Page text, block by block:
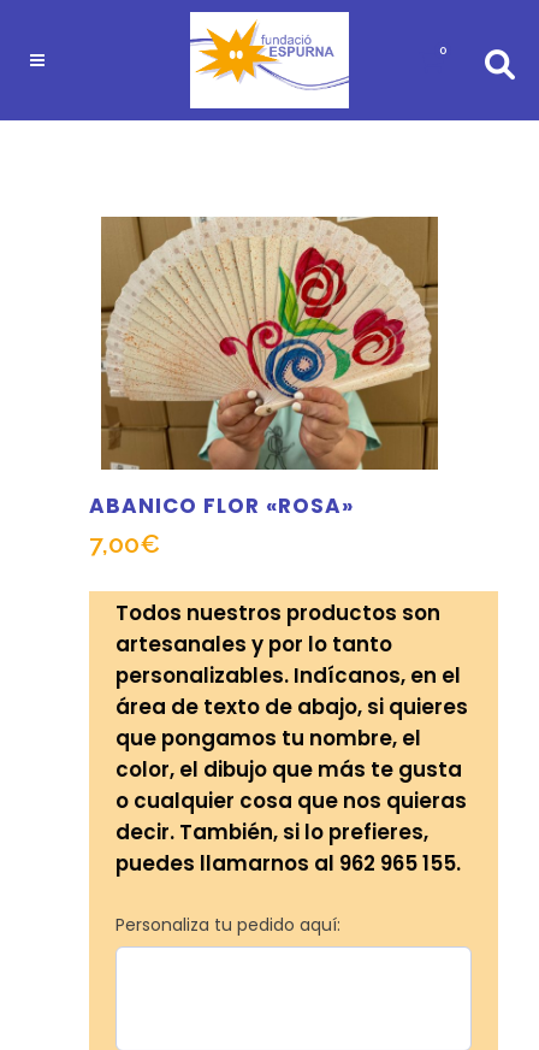
0
ABANICO FLOR «ROSA»
7,00€
Todos nuestros productos son
artesanales y por lo tanto
personalizables. Indícanos, en el
área de texto de abajo, si quieres
que pongamos tu nombre, el
color, el dibujo que más te gusta
o cualquier cosa que nos quieras
decir. También, si lo prefieres,
puedes llamarnos al 962 965 155.
Personaliza tu pedido aquí: